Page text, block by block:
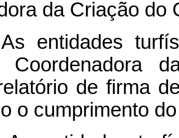
da Criação do
entidades
Coordenadora
de firma
o cumprimento